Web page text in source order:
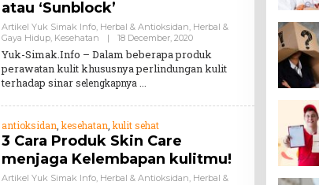
atau ‘Sunblock’
Artikel Yuk Simak Info, Herbal & Antioksidan, Herbal &
Gaya Hidup, Kesehatan | 18 December, 2020By
August
Yuk-Simak.Info – Dalam beberapa produk
perawatan kulit khususnya perlindungan kulit
terhadap sinarselengkapnya
antioksidan,kesehatan,kulit sehat
3 Cara Produk Skin Care
menjaga Kelembapan kulitmu!
Artikel Yuk Simak Info, Herbal & Antioksidan, Herbal &